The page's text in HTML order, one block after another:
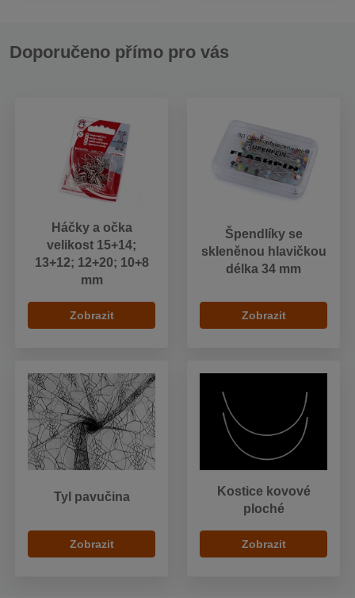
Doporučeno přímo pro vás
Háčky a očka
velikost 15+14;
13+12; 12+20; 10+8
mm
Zobrazit
Špendlíky se
skleněnou hlavičkou
délka 34 mm
Zobrazit
Tyl pavučina
Zobrazit
Kostice kovové
ploché
Zobrazit